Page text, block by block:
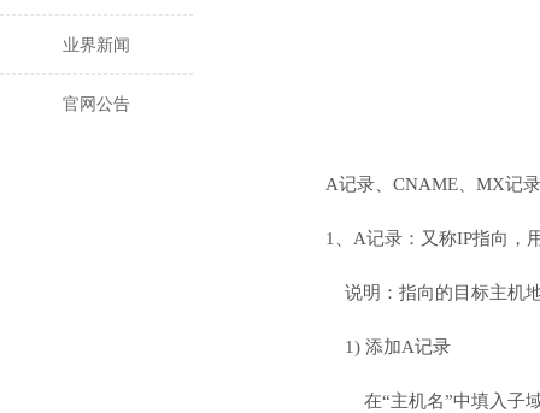
业界新闻
官网公告
A记录、CNAME、MX记
1、A记录：又称IP指向
说明：指向的目标主
1) 添加A记录
在“主机名”中填入子域